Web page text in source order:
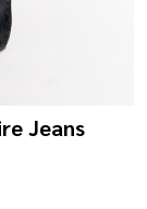
Jeans